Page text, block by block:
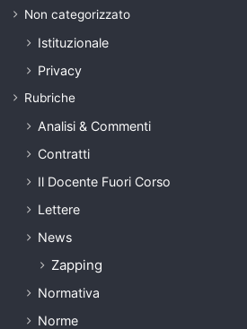
Non categorizzato
Istituzionale
Privacy
Rubriche
Analisi & Commenti
Contratti
Il Docente Fuori Corso
Lettere
News
Zapping
Normativa
Norme